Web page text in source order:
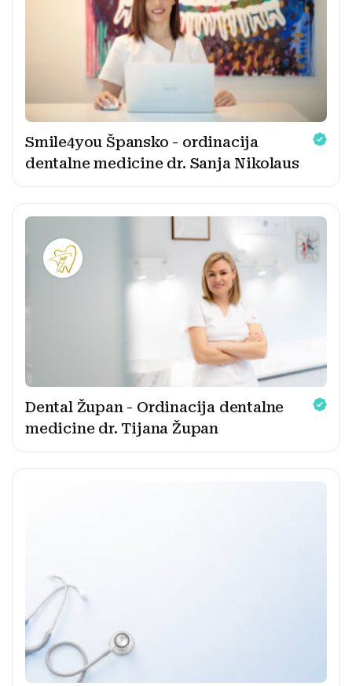
Smile4you Špansko - ordinacija
dentalne medicine dr. Sanja Nikolaus
Dental Župan - Ordinacija dentalne
medicine dr. Tijana Župan